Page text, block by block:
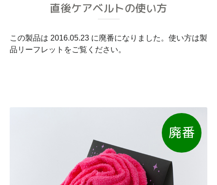
直後ケアベルトの使い方
この製品は 2016.05.23 に廃番になりました。使い方は製
品リーフレットをご覧ください。
廃番